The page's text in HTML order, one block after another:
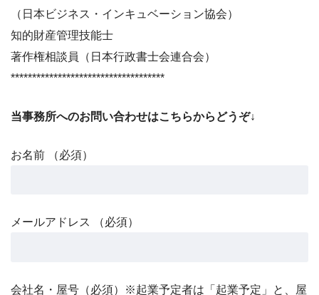
（日本ビジネス・インキュベーション協会）
知的財産管理技能士
著作権相談員（日本行政書士会連合会）
************************************
当事務所へのお問い合わせはこちらからどうぞ↓
お名前 （必須）
メールアドレス （必須）
会社名・屋号（必須）※起業予定者は「起業予定」と、屋